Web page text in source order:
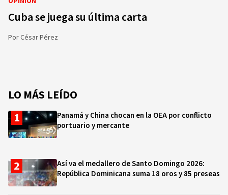
Cuba se juega su última carta
PorCésar Pérez
LO MÁS LEÍDO
Panamá y China chocan en la OEA por conflicto
portuario y mercante
Así va el medallero de Santo Domingo 2026:
República Dominicana suma 18 oros y 85 preseas